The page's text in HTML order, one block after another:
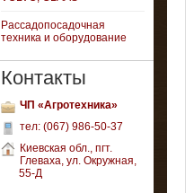
Рассадопосадочная
техника и оборудование
Контакты
ЧП «Агротехника»
тел: (067) 986-50-37
Киевская обл., пгт.
Глеваха, ул. Окружная,
55-Д